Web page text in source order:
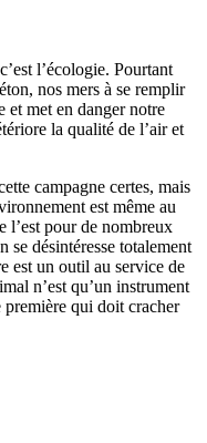
l’écologie. Pourtant
nos mers à se remplir
et met en danger notre
la qualité de l’air et
campagne certes, mais
est même au
l’est pour de nombreux
se désintéresse totalement
est un outil au service de
n’est qu’un instrument
première qui doit cracher